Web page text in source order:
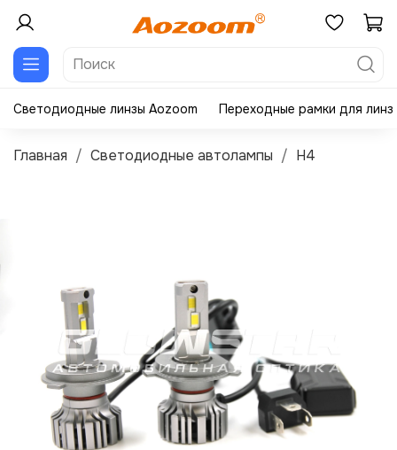
Светодиодные линзы Aozoom Переходные рамки для линз
Главная Светодиодные автолампы H4